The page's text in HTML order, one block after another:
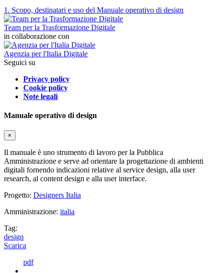
1. Scopo, destinatari e uso del Manuale operativo di design
Team per la Trasformazione Digitale
in collaborazione con
Agenzia per l'Italia Digitale
Seguici su
Privacy policy
Cookie policy
Note legali
Manuale operativo di design
×
Il manuale è uno strumento di lavoro per la Pubblica
Amministrazione e serve ad orientare la progettazione di ambienti
digitali fornendo indicazioni relative al service design, alla user
research, al content design e alla user interface.
Progetto: Designers Italia
Amministrazione: italia
Tag:
design
Scarica
pdf